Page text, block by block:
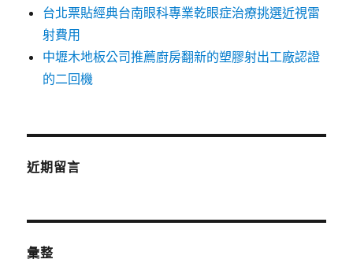
台北票貼經典台南眼科專業乾眼症治療挑選近視雷
射費用
中壢木地板公司推薦廚房翻新的塑膠射出工廠認證
的二回機
近期留言
彙整